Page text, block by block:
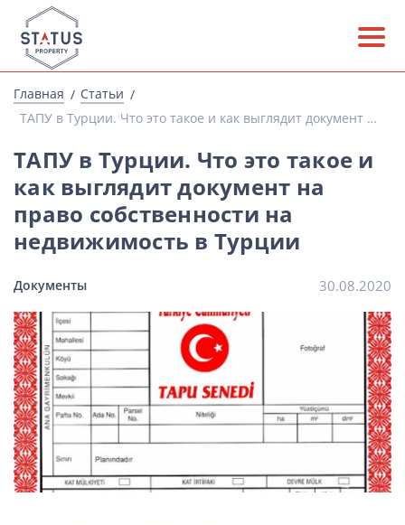
Главная
Статьи
ТАПУ в Турции. Что это такое и как выглядит документ на право собственности на недвижимость в Турции
ТАПУ в Турции. Что это такое и
как выглядит документ на
право собственности на
недвижимость в Турции
Документы 30.08.2020